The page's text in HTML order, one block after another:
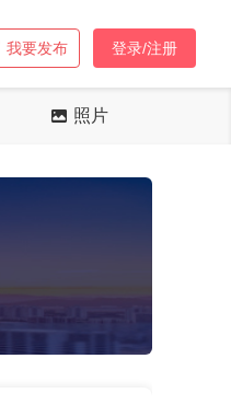
我要发布 登录/注册
照片